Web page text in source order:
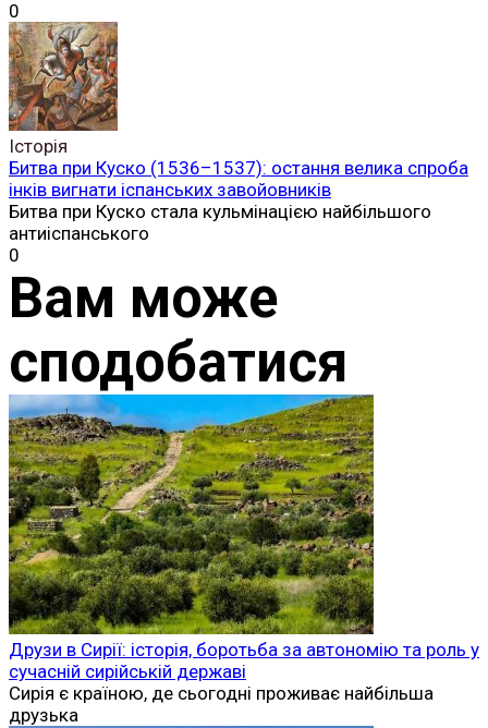
0
Історія
Битва при Куско (1536–1537): остання велика спроба
інків вигнати іспанських завойовників
Битва при Куско стала кульмінацією найбільшого
антиіспанського
0
Вам може
сподобатися
Друзи в Сирії: історія, боротьба за автономію та роль у
сучасній сирійській державі
Сирія є країною, де сьогодні проживає найбільша
друзька